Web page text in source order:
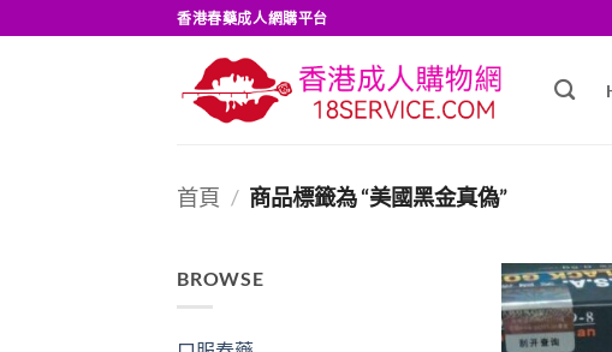
to
香港春藥成人網購平台
首頁 / 商品標籤為 “美國黑金真偽”
BROWSE